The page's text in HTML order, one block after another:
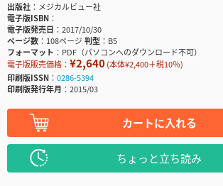
出版社
メジカルビュー社
電子版ISBN
電子版発売日
2017/10/30
ページ数
108ページ判型
B5
フォーマット
PDF（パソコンへのダウンロード不可）
電子版販売価格： ¥2,640(本体¥2,400＋税10％)
印刷版ISSN
0286-5394
印刷版発行年月
2015/03
カートに入れる
ちょっと立ち読み